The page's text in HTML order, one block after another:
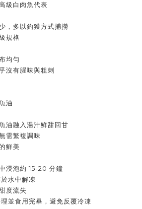
級白肉魚代表
，多以釣獲方式捕撈
規格
均勻
沒有腥味與粗刺
油
油融入湯汁鮮甜回甘
需繁複調味
鮮美
浸泡約 15-20 分鐘
水中解凍
度流失
並食用完畢，避免反覆冷凍